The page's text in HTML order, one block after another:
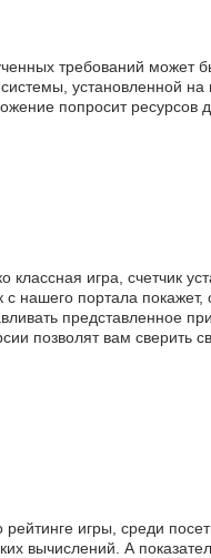
требований может
установленной на
попросит ресурсов
игра, счетчик
нашего портала покажет,
представленное
позволят вам сверить
игры, среди
вычислений. А